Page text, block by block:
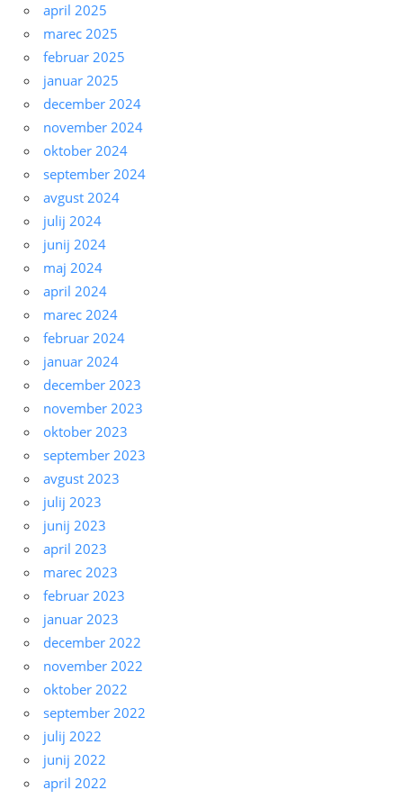
april 2025
marec 2025
februar 2025
januar 2025
december 2024
november 2024
oktober 2024
september 2024
avgust 2024
julij 2024
junij 2024
maj 2024
april 2024
marec 2024
februar 2024
januar 2024
december 2023
november 2023
oktober 2023
september 2023
avgust 2023
julij 2023
junij 2023
april 2023
marec 2023
februar 2023
januar 2023
december 2022
november 2022
oktober 2022
september 2022
julij 2022
junij 2022
april 2022